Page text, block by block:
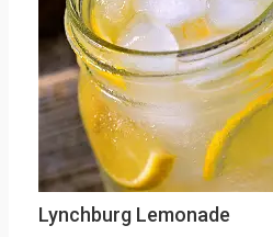
Lynchburg Lemonade